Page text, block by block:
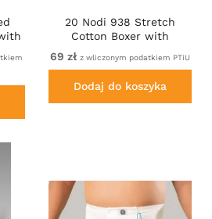
20 Nodi 938 Stretch
Cotton Boxer with
Embroidered Long Leg
Black
69 zł z wliczonym podatkiem PTiU
Dodaj do koszyka